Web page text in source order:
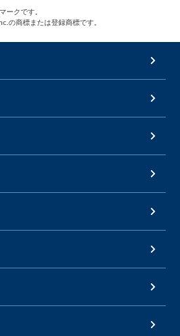
ークです。
商標または登録商標です。